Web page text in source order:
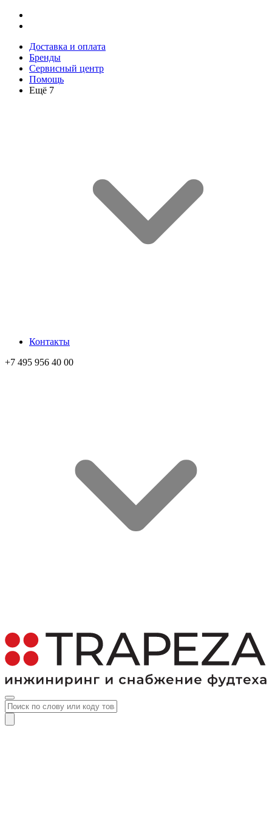
Доставка и оплата
Бренды
Сервисный центр
Помощь
Ещё 7
Контакты
+7 495 956 40 00